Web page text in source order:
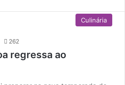
Culinária
262
regressa ao